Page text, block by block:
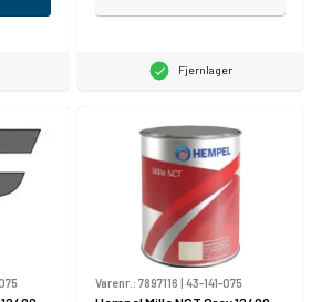
Fjernlager
Varenr.: 7897116 | 43-141-075